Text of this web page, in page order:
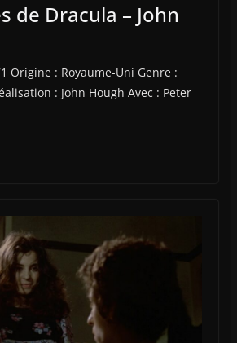
de Dracula – John
Origine : Royaume-Uni Genre :
: John Hough Avec : Peter